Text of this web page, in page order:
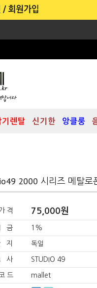
기렌탈 신기한 앙클룽
2000 시리즈 메탈로
격 75,000원
금 1%
지 독일
사 STUDIO 49
드 mallet